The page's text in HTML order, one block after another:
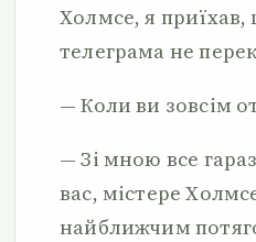
Холмсе, я
телеграма не
— Коли ви зовсім
— Зі мною все
вас, містере
найближчим